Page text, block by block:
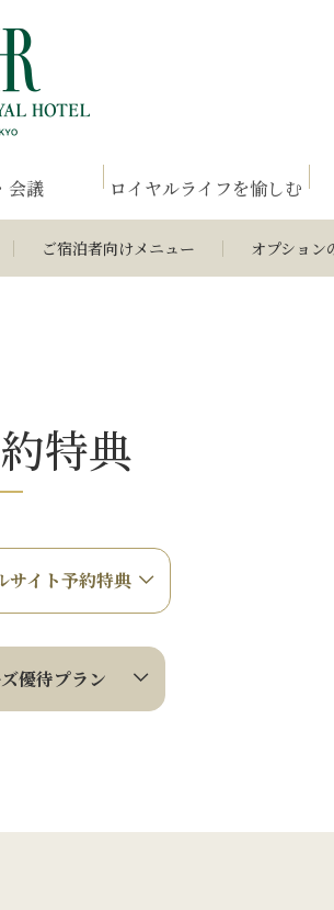
会議 ロイヤルライフを愉しむ
ご宿泊者向けメニュー オプション
特典
サイト予約特典
優待プラン